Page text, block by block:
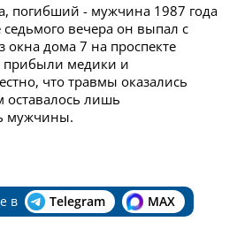
погибший - мужчина 1987 года
вечера он выпал с
окна дома 7 на проспекте
прибыли медики и
что травмы оказались
лишь
мужчины.
в Telegram MAX